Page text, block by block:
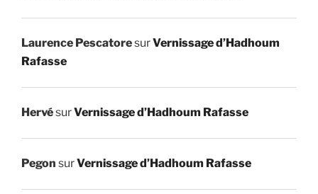
Laurence PescatoresurVernissage d’Hadhoum
Rafasse
HervésurVernissage d’Hadhoum Rafasse
Pegon surVernissage d’Hadhoum Rafasse